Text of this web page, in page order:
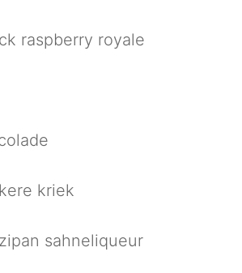
raspberry royale
kriek
sahneliqueur